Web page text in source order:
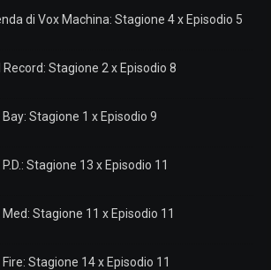
di Vox Machina: Stagione 4 x Episodio 5
Stagione 2 x Episodio 8
Bay: Stagione 1 x Episodio 9
Stagione 13 x Episodio 11
Stagione 11 x Episodio 11
Stagione 14 x Episodio 11